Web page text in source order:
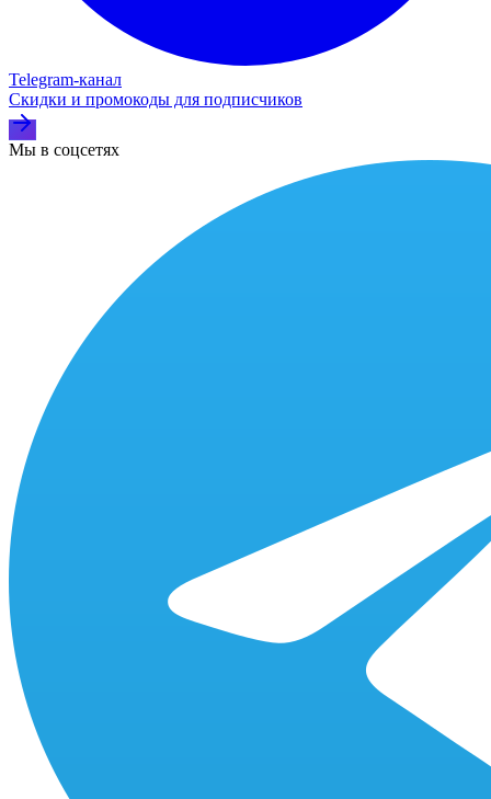
Telegram‑канал
Скидки и промокоды для подписчиков
Мы в соцсетях